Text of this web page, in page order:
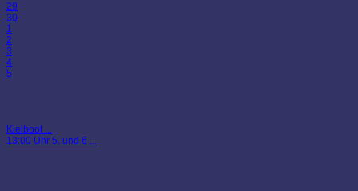
29
30
1
2
3
4
5
Kielboot ...
13:00 Uhr 5. und 6 ...